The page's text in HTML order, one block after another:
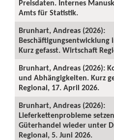
Preisdaten. Internes
Amts für Statistik.
Brunhart, Andreas (2026):
Beschäftigungsentwicklung
Kurz gefasst. Wirtschaft
Brunhart, Andreas (2026):
und Abhängigkeiten. Kurz
Regional, 17. April 2026.
Brunhart, Andreas (2026):
Lieferkettenprobleme
Güterhandel wieder unter
Regional, 5. Juni 2026.